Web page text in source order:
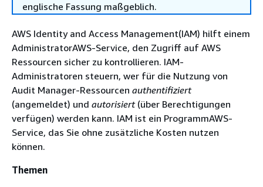
englische Fassung maßgeblich.
AWS Identity and Access Management(IAM) hilft einem
AdministratorAWS-Service, den Zugriff auf AWS
Ressourcen sicher zu kontrollieren. IAM-
Administratoren steuern, wer für die Nutzung von
Audit Manager-Ressourcen authentifiziert
(angemeldet) und autorisiert(über Berechtigungen
verfügen) werden kann. IAM ist ein ProgrammAWS-
Service, das Sie ohne zusätzliche Kosten nutzen
können.
Themen